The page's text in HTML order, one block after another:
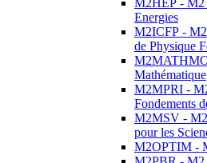
M2HEP - M2
Energies
M2ICFP -
de Physique
Mathématique
M2MPRI -
Fondements
M2MSV -
pour les
M2OPTIM -